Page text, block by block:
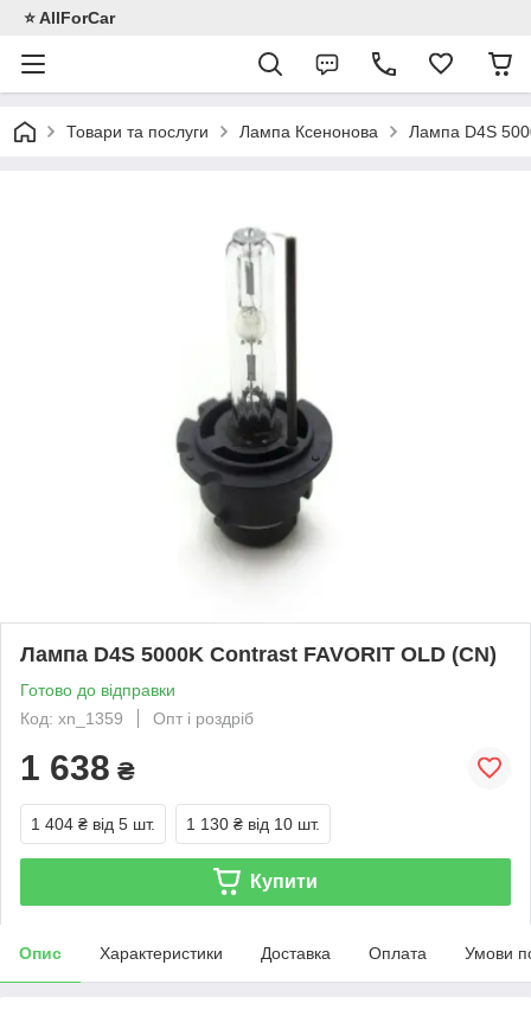
⭐️ AllForCar
Товари та послуги Лампа Ксенонова Лампа D4S
Лампа D4S 5000K Contrast FAVORIT OLD (CN)
Готово до відправки
Код: xn_1359
Опт і роздріб
1 638 ₴
1 404 ₴ від 5 шт. 1 130 ₴ від 10 шт.
Купити
Опис Характеристики Доставка Оплата Умови